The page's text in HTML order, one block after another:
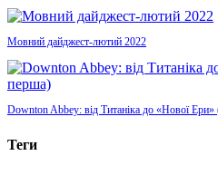
Мовний дайджест-лютий 2022
Downton Abbey: від Титаніка до «Нової Ери»
Теги